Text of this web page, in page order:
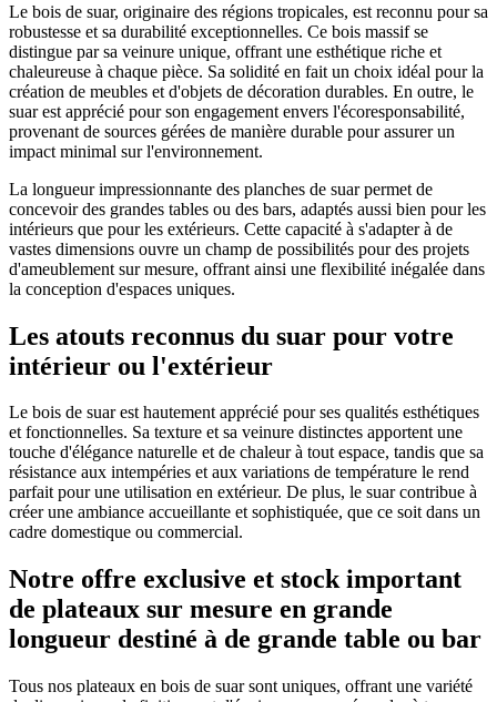
Le bois de suar, originaire des régions tropicales, est reconnu pour sa
robustesse et sa durabilité exceptionnelles. Ce bois massif se
distingue par sa veinure unique, offrant une esthétique riche et
chaleureuse à chaque pièce. Sa solidité en fait un choix idéal pour la
création de meubles et d'objets de décoration durables. En outre, le
suar est apprécié pour son engagement envers l'écoresponsabilité,
provenant de sources gérées de manière durable pour assurer un
impact minimal sur l'environnement.
La longueur impressionnante des planches de suar permet de
concevoir des grandes tables ou des bars, adaptés aussi bien pour les
intérieurs que pour les extérieurs. Cette capacité à s'adapter à de
vastes dimensions ouvre un champ de possibilités pour des projets
d'ameublement sur mesure, offrant ainsi une flexibilité inégalée dans
la conception d'espaces uniques.
Les atouts reconnus du suar pour votre
intérieur ou l'extérieur
Le bois de suar est hautement apprécié pour ses qualités esthétiques
et fonctionnelles. Sa texture et sa veinure distinctes apportent une
touche d'élégance naturelle et de chaleur à tout espace, tandis que sa
résistance aux intempéries et aux variations de température le rend
parfait pour une utilisation en extérieur. De plus, le suar contribue à
créer une ambiance accueillante et sophistiquée, que ce soit dans un
cadre domestique ou commercial.
Notre offre exclusive et stock important
de plateaux sur mesure en grande
longueur destiné à de grande table ou bar
Tous nos plateaux en bois de suar sont uniques, offrant une variété